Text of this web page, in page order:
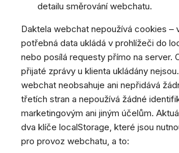
detailu směrování webchatu.
Daktela webchat nepoužívá cookies –
potřebná data ukládá v prohlížeči do
nebo posílá requesty přímo na server.
přijaté zprávy u klienta ukládány
webchat neobsahuje ani nepřidává
třetích stran a nepoužívá žádné
marketingovým ani jiným účelům.
dva klíče localStorage, které jsou
pro provoz webchatu, a to: